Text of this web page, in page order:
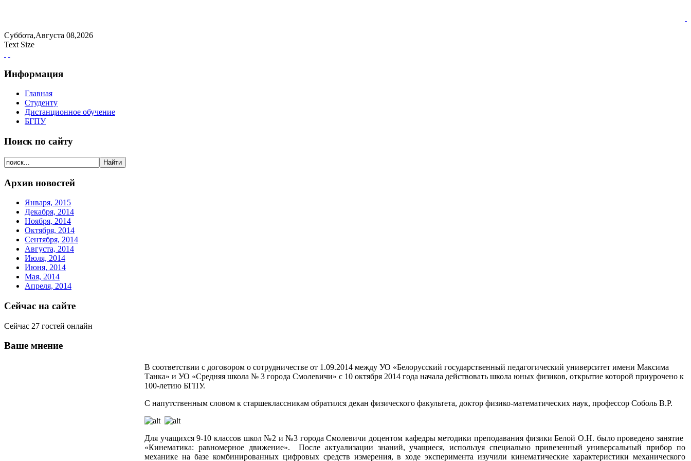
Суббота,Августа 08,2026
Text Size
Информация
Главная
Студенту
Дистанционное обучение
БГПУ
Поиск по сайту
Архив новостей
Января, 2015
Декабря, 2014
Ноября, 2014
Октября, 2014
Сентября, 2014
Августа, 2014
Июля, 2014
Июня, 2014
Мая, 2014
Апреля, 2014
Сейчас на сайте
Сейчас 27 гостей онлайн
Ваше мнение
В соответствии с договором о сотрудничестве от 1.09.2014 между УО «Белорусский государственный педагогический университет имени Максима
Танка» и УО «Средняя школа № 3 города Смолевичи» с 10 октября 2014 года начала действовать школа юных физиков, открытие которой приурочено к
100-летию БГПУ.
С напутственным словом к старшеклассникам обратился декан физического факультета, доктор физико-математических наук, профессор Соболь В.Р.
Для учащихся 9-10 классов школ №2 и №3 города Смолевичи доцентом кафедры методики преподавания физики Белой О.Н. было проведено занятие
«Кинематика: равномерное движение». После актуализации знаний, учащиеся, используя специально привезенный универсальный прибор по
механике на базе комбинированных цифровых средств измерения, в ходе эксперимента изучили кинематические характеристики механического